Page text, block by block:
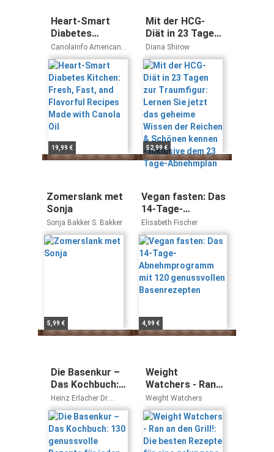
Heart-Smart
Diabetes
Kitchen: Fresh,
Fast, and
Flavorful
Recipes Made
with Canola Oil
CanolaInfo American
Diabetes Association
19,99 €
Mit der HCG-
Diät in 23 Tagen
zur Traumfigur:
Lernen Sie jetzt
das geheime
Wissen der
Reichen &
Schönen kennen
- inklusive dem
23 Tage-
Abnehmplan
Diana Shirow
52,99 €
Zomerslank met
Sonja
Sonja Bakker S. Bakker
5,99 €
Vegan fasten: Das
14-Tage-
Abnehmprogramm
mit 120
genussvollen
Basenrezepten
Elisabeth Fischer
4,99 €
Die Basenkur –
Das Kochbuch:
130 genussvolle
Rezepte für
jeden Tag
Heinz Erlacher Dr.
Stephan Domenig
Weight
Watchers - Ran
an den Grill!: Die
besten Rezepte
für eine
gelungene
Grillparty
Weight Watchers